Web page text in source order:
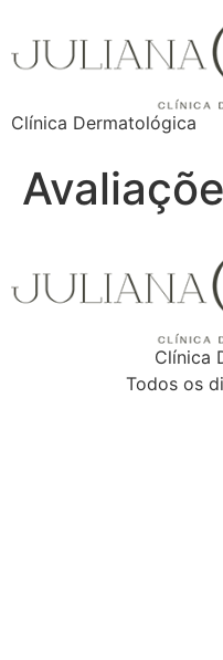
Clínica Dermatológica
Clínica
Todos os